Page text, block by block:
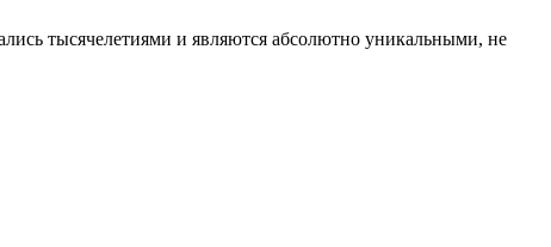
тысячелетиями и являются абсолютно уникальными, не